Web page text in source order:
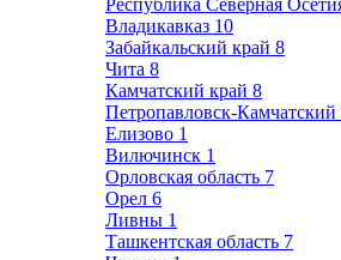
Республика Северная
Владикавказ 10
Забайкальский край 8
Чита 8
Камчатский край 8
Петропавловск-Камчатский
Елизово 1
Вилючинск 1
Орловская область 7
Орел 6
Ливны 1
Ташкентская область 7